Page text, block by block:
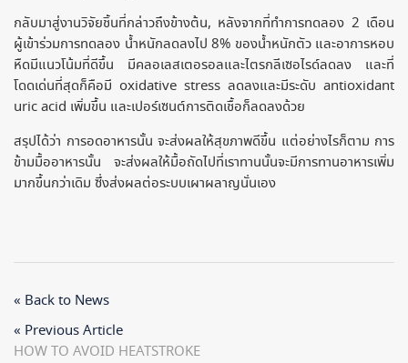
กลับมาสู่งานวิจัยชิ้นที่กล่าวถึงข้างต้น, หลังจากที่ทำการทดลอง 2 เดือน
ผู้เข้าร่วมการทดลอง น้ำหนักลดลงไป 8% ของน้ำหนักตัว และอาการหอบ
หืดมีแนวโน้มที่ดีขึ้น มีคลอเลสเตอรอลและไตรกลีเซอไรด์ลดลง และที่
โดดเด่นที่สุดก็คือมี oxidative stress ลดลงและมีระดับ antioxidant
uric acid เพิ่มขึ้น และเปอร์เซนต์การติดเชื้อก็ลดลงด้วย
สรุปได้ว่า การอดอาหารนั้น จะส่งผลให้สุขภาพดีขึ้น แต่อย่างไรก็ตาม การ
ข้ามมื้ออาหารนั้น จะส่งผลให้มื้อถัดไปที่เราทานนั้นจะมีการทานอาหารเพิ่ม
มากขึ้นกว่าเดิม ซึ่งส่งผลต่อระบบเผาผลาญนั่นเอง
« Back to News
« Previous Article
HOW TO AVOID HEATSTROKE